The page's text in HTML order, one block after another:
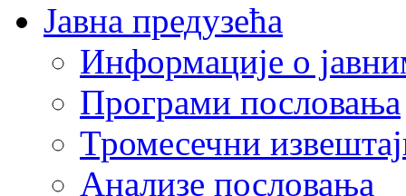
Јавна предузећа
Информације о
Програми пословања
Тромесечни
Анализе пословања